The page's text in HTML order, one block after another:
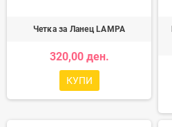
Четка за Ланец LAMPA
320,00 ден.
КУПИ